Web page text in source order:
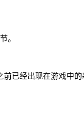
。
已经出现在游戏中